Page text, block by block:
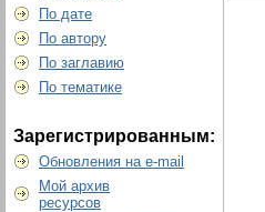
По дате
По автору
По заглавию
По тематике
Зарегистрированным:
Обновления на e-mail
Мой архив
ресурсов